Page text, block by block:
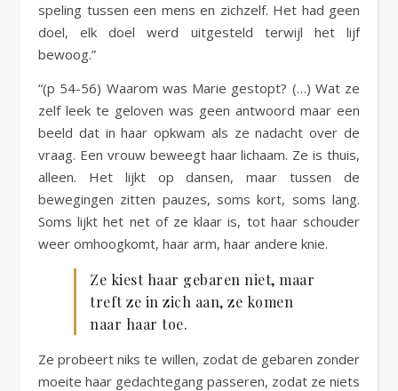
speling tussen een mens en zichzelf. Het had geen
doel, elk doel werd uitgesteld terwijl het lijf
bewoog.”
“(p 54-56) Waarom was Marie gestopt? (…) Wat ze
zelf leek te geloven was geen antwoord maar een
beeld dat in haar opkwam als ze nadacht over de
vraag. Een vrouw beweegt haar lichaam. Ze is thuis,
alleen. Het lijkt op dansen, maar tussen de
bewegingen zitten pauzes, soms kort, soms lang.
Soms lijkt het net of ze klaar is, tot haar schouder
weer omhoogkomt, haar arm, haar andere knie.
Ze kiest haar gebaren niet, maar
treft ze in zich aan, ze komen
naar haar toe.
Ze probeert niks te willen, zodat de gebaren zonder
moeite haar gedachtegang passeren, zodat ze niets